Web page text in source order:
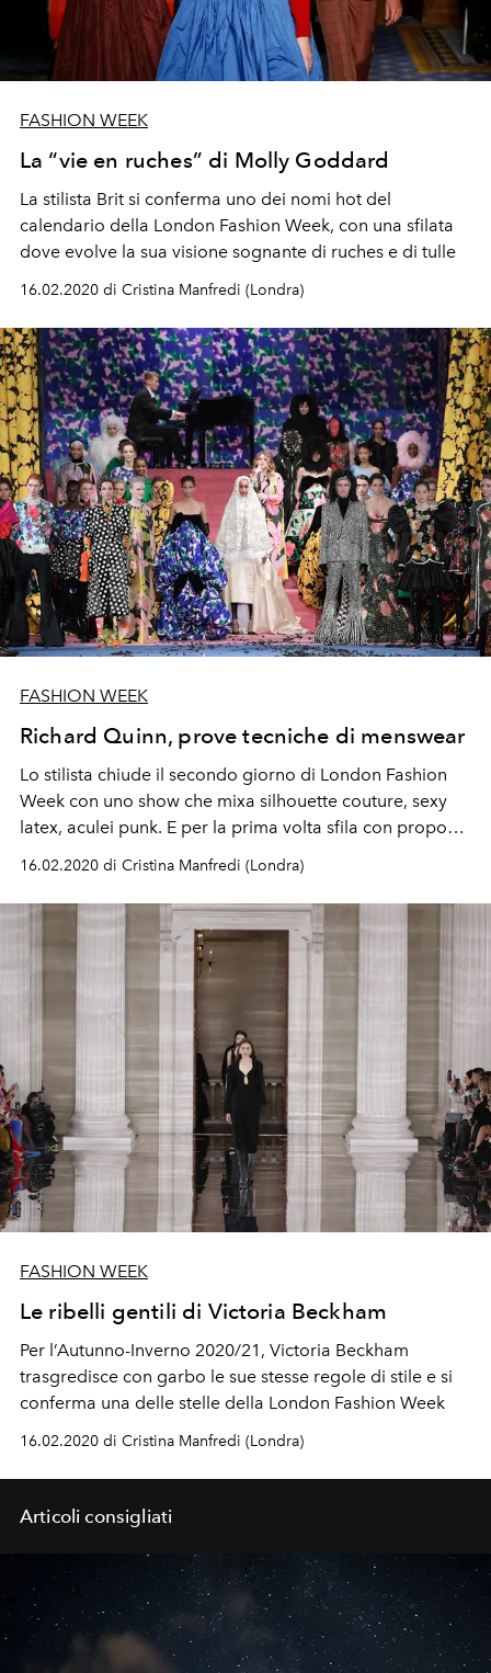
FASHION WEEK
La “vie en ruches” di Molly Goddard
La stilista Brit si conferma uno dei nomi hot del
calendario della London Fashion Week, con una sfilata
dove evolve la sua visione sognante di ruches e di tulle
16.02.2020 di Cristina Manfredi (Londra)
FASHION WEEK
Richard Quinn, prove tecniche di menswear
Lo stilista chiude il secondo giorno di London Fashion
Week con uno show che mixa silhouette couture, sexy
latex, aculei punk. E per la prima volta sfila con proposte
16.02.2020 di Cristina Manfredi (Londra)
FASHION WEEK
Le ribelli gentili di Victoria Beckham
Per l’Autunno-Inverno 2020/21, Victoria Beckham
trasgredisce con garbo le sue stesse regole di stile e si
conferma una delle stelle della London Fashion Week
16.02.2020 di Cristina Manfredi (Londra)
Articoli consigliati